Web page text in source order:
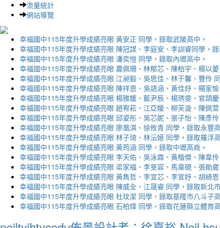
流量統計
網站導覽
幸福國中115年度升學成績亮眼 黃安正 同學，錄取武陵高中。
幸福國中115年度升學成績亮眼 陳冠謀、李庭安、李訓睿同學，
幸福國中115年度升學成績亮眼 潘奕愷 同學，錄取內壢高中。
幸福國中115年度升學成績亮眼 農佩珊、林郁芯、陳柏宇、楊以
幸福國中115年度升學成績亮眼 江昶毅、吳思佳、林于馨、豐伶
幸福國中115年度升學成績亮眼 陳祥恩、吳語涵、黃佳妤、楊家
幸福國中115年度升學成績亮眼 楊雅媛、藍尹辰、楊琇雯、官頡
幸福國中115年度升學成績亮眼 趙宥菘、江亞嬡、柳芙漩、陳佩
幸福國中115年度升學成績亮眼 邱姿彤、吳芯妮、張子怡、陳彥
幸福國中115年度升學成績亮眼 廖凰淇、徐攸青 同學，錄取永豐
幸福國中115年度升學成績亮眼 林子琦、林沄嬨 同學，錄取羅浮
幸福國中115年度升學成績亮眼 黃筠涵 同學，錄取中壢高商。
幸福國中115年度升學成績亮眼 李天佑、吳泳霖、黃楷傑、陳韋
幸福國中115年度升學成績亮眼 梁家福、李旻容、馬稟硯、張勛
幸福國中115年度升學成績亮眼 黃雋哲、李宜芯、李宣妤、胡綺
幸福國中115年度升學成績亮眼 陳威全、江晟睿 同學，錄取新北
幸福國中115年度升學成績亮眼 杜玟潔 同學，錄取基隆市八斗子
幸福國中115年度升學成績亮眼 石柏煒 同學，錄取花蓮縣立體育